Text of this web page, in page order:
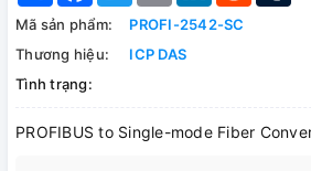
Mã sản phẩm:
PROFI-2542-SC
Thương hiệu:
ICP DAS
Tình trạng:
PROFIBUS to Single-mode Fiber